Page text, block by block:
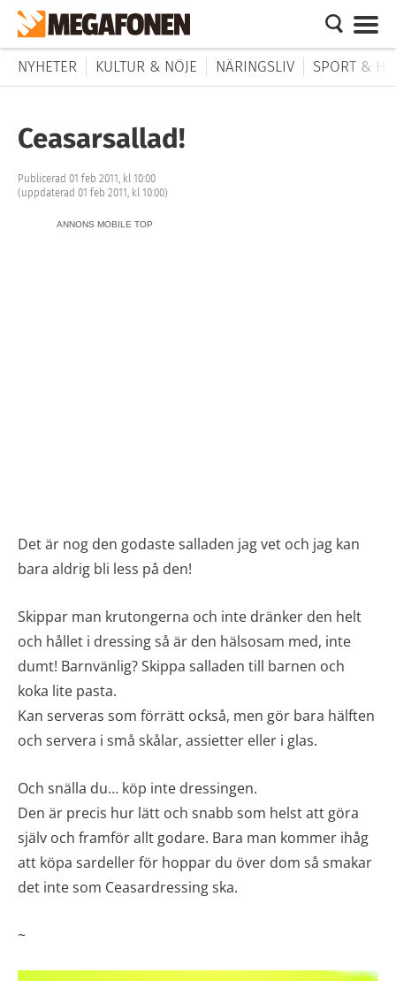
NYHETER KULTUR & NÖJE NÄRINGSLIV SPORT &
Ceasarsallad!
Publicerad 01 feb 2011, kl 10:00
(uppdaterad 01 feb 2011, kl 10:00)
ANNONS MOBILE TOP
Det är nog den godaste salladen jag vet och jag kan
bara aldrig bli less på den!
Skippar man krutongerna och inte dränker den helt
och hållet i dressing så är den hälsosam med, inte
dumt! Barnvänlig? Skippa salladen till barnen och
koka lite pasta.
Kan serveras som förrätt också, men gör bara hälften
och servera i små skålar, assietter eller i glas.
Och snälla du… köp inte dressingen.
Den är precis hur lätt och snabb som helst att göra
själv och framför allt godare. Bara man kommer ihåg
att köpa sardeller för hoppar du över dom så smakar
det inte som Ceasardressing ska.
~